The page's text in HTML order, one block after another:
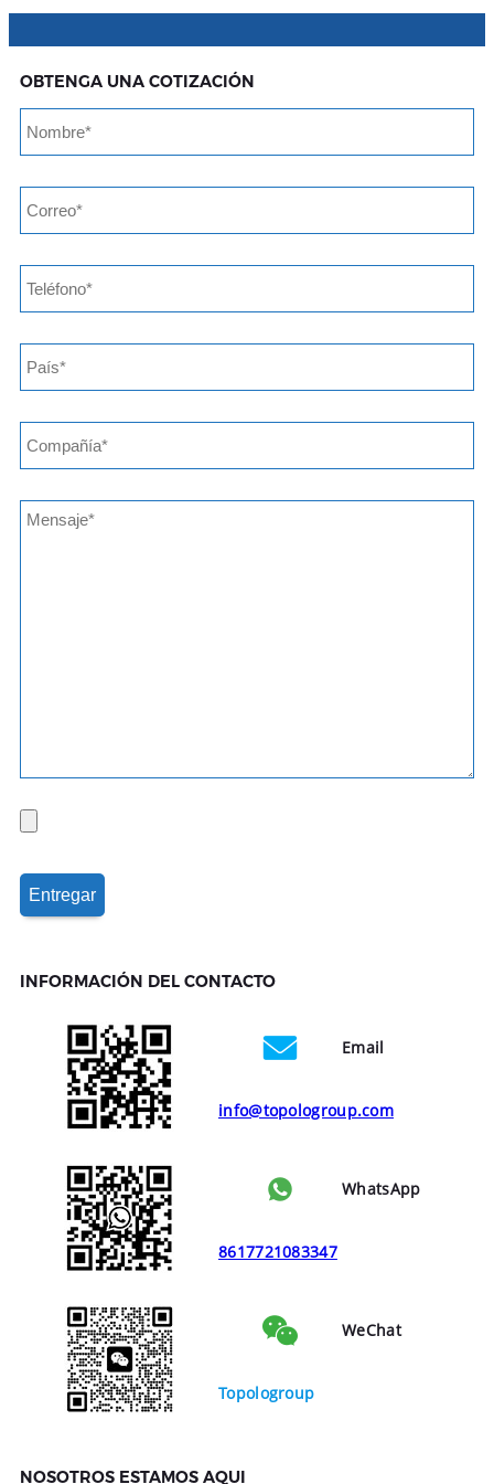
OBTENGA UNA COTIZACIÓN
INFORMACIÓN DEL CONTACTO
Email
info@topologroup.com
WhatsApp
8617721083347
WeChat
Topologroup
NOSOTROS ESTAMOS AQUI